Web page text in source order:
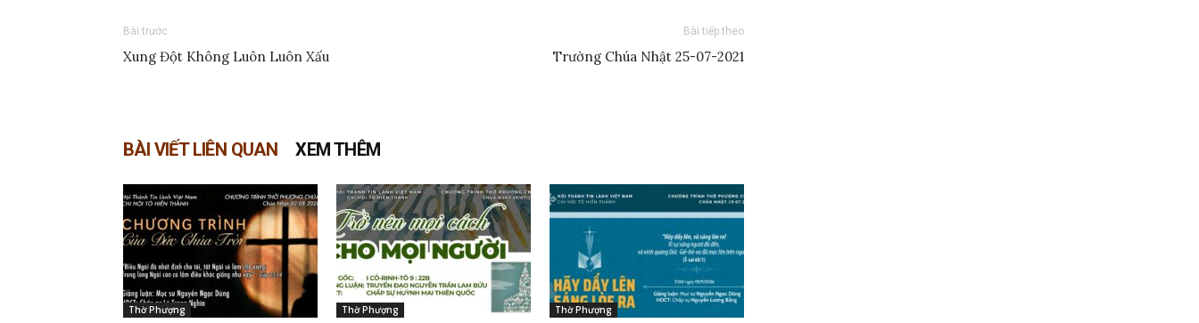
Bài trước
Xung Đột Không Luôn Luôn Xấu
Bài tiếp theo
Trường Chúa Nhật 25-07-2021
BÀI VIẾT LIÊN QUAN XEM THÊM
Thờ Phượng Thờ Phượng Thờ Phượng